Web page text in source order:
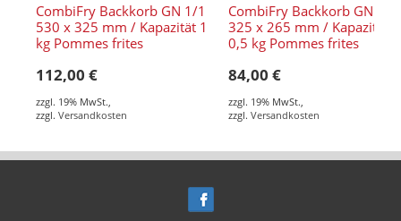
CombiFry Backkorb GN 1/1
530 x 325 mm / Kapazität 1
kg Pommes frites
112,00 €
zzgl. 19% MwSt.
zzgl. Versandkosten
CombiFry Backkorb GN 1/2
325 x 265 mm / Kapazität
0,5 kg Pommes frites
84,00 €
zzgl. 19% MwSt.
zzgl. Versandkosten